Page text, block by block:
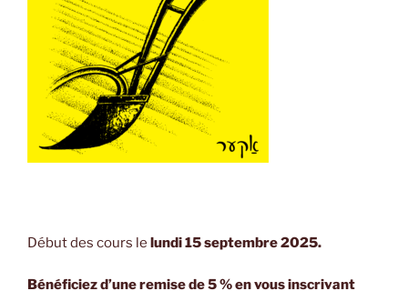
Début des cours le lundi 15 septembre 2025.
Bénéficiez d’une remise de 5 % en vous inscrivant